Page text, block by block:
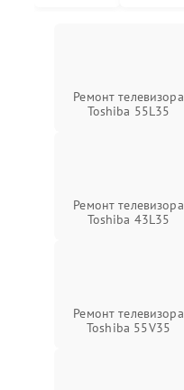
Ремонт телевизора
Toshiba 55L35
Ремонт телевизора
Toshiba 43L35
Ремонт телевизора
Toshiba 55V35